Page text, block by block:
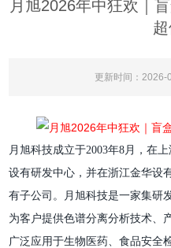
月旭2026年中狂欢｜
更新时间：2026-
月旭科技成立于2003年8月，在
设有研发中心，并在浙江金华设
有子公司。月旭科技是一家集研
为客户提供色谱分离分析技术、
广泛应用于生物医药、食品安全